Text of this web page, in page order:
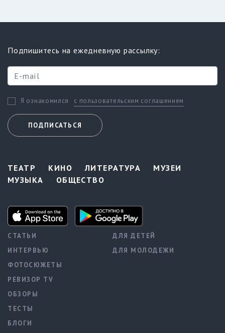
Подпишитесь на ежедневную рассылку:
Я ознакомился с пользовательским соглашением
ПОДПИСАТЬСЯ
ТЕАТР КИНО ЛИТЕРАТУРА
МУЗЕИ
МУЗЫКА
ОБЩЕСТВО
СТАТЬИ
ИНТЕРВЬЮ
ФОТОСЮЖЕТЫ
РЕВИЗОР TV
ОБЗОРЫ
ТЕСТЫ
БЛОГИ
ДЛЯ ДЕТЕЙ
ДЛЯ МОЛОДЕЖИ